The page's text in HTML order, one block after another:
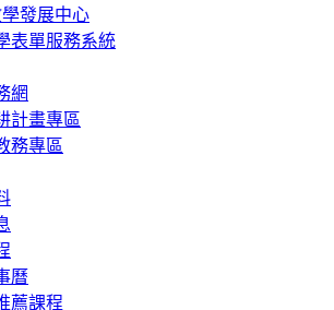
發展中心
表單服務系統
網
計畫專區
務專區
曆
薦課程